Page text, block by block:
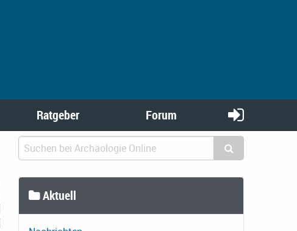
Ratgeber Forum
Aktuell